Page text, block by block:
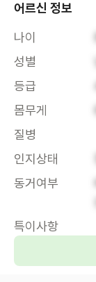
어르신 정보
나이
성별
등급
몸무게
질병
인지상태
동거여부
특이사항